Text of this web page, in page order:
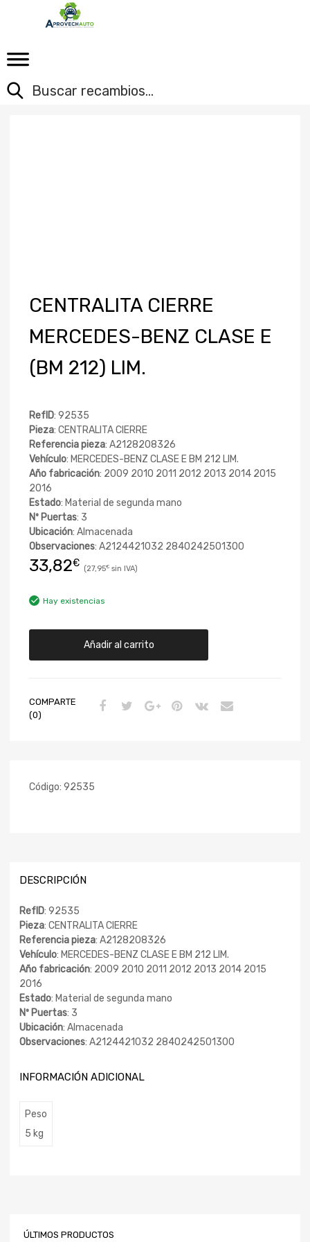
CENTRALITA CIERRE
MERCEDES-BENZ CLASE E
(BM 212) LIM.
RefID: 92535
Pieza: CENTRALITA CIERRE
Referencia pieza: A2128208326
Vehículo: MERCEDES-BENZ CLASE E BM 212 LIM.
Año fabricación: 2009 2010 2011 2012 2013 2014 2015
2016
Estado: Material de segunda mano
Nº Puertas: 3
Ubicación: Almacenada
Observaciones: A2124421032 2840242501300
33,82€ 27,95€
Hay existencias
Añadir al carrito
COMPARTE
(0)
Código: 92535
DESCRIPCIÓN
RefID: 92535
Pieza: CENTRALITA CIERRE
Referencia pieza: A2128208326
Vehículo: MERCEDES-BENZ CLASE E BM 212 LIM.
Año fabricación: 2009 2010 2011 2012 2013 2014 2015
2016
Estado: Material de segunda mano
Nº Puertas: 3
Ubicación: Almacenada
Observaciones: A2124421032 2840242501300
INFORMACIÓN ADICIONAL
Peso
5 kg
ÚLTIMOS PRODUCTOS